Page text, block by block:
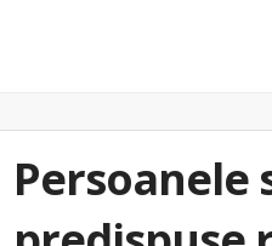
Persoanele